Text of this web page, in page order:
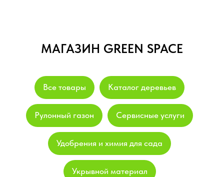
МАГАЗИН GREEN SPACE
Все товары Каталог деревьев
Рулонный газон Сервисные услуги
Удобрения и химия для сада
Укрывной материал